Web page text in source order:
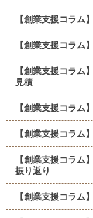
【創業支援コラ
【創業支援コラ
【創業支援コラ
見積
【創業支援コラ
【創業支援コラム
【創業支援コラ
振り返り
【創業支援コラ